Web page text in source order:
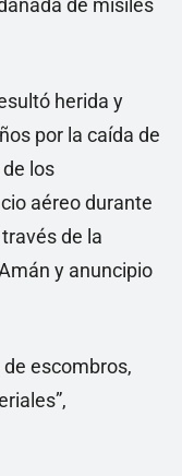
de misiles
herida y
por la caída de
los
aéreo durante
de la
y anuncipio
escombros,